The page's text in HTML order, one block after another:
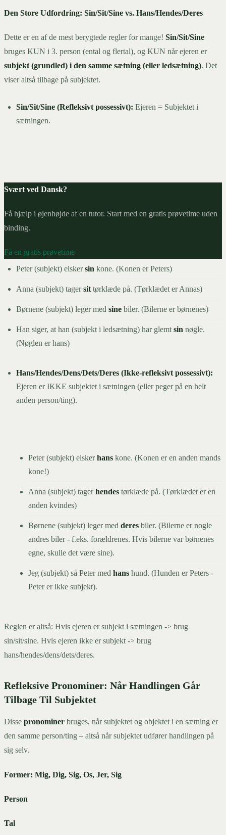
Den Store Udfordring: Sin/Sit/Sine vs. Hans/Hendes/Deres
Dette er en af de mest berygtede regler for mange! Sin/Sit/Sine
bruges KUN i 3. person (ental og flertal), og KUN når ejeren er
subjekt (grundled) i den samme sætning (eller ledsætning). Det
viser altså tilbage på subjektet.
Sin/Sit/Sine (Refleksivt possessivt): Ejeren = Subjektet i
sætningen.
Svært ved Dansk?
Få hjælp i øjenhøjde af en tutor. Start med en gratis prøvetime uden
binding.
Få en gratis prøvetime
Peter (subjekt) elskersin kone. (Konen er Peters)
Anna (subjekt) tagersit tørklæde på. (Tørklædet er Annas)
Børnene (subjekt) leger med sine biler. (Bilerne er børnenes)
Han siger, at han (subjekt i ledsætning) har glemt sin nøgle.
(Nøglen er hans)
Hans/Hendes/Dens/Dets/Deres (Ikke-refleksivt possessivt):
Ejeren er IKKE subjektet i sætningen (eller peger på en helt
anden person/ting).
Peter (subjekt) elskerhans kone. (Konen er en anden mands
kone!)
Anna (subjekt) tagerhendes tørklæde på. (Tørklædet er en
anden kvindes)
Børnene (subjekt) leger med deres biler. (Bilerne er nogle
andres biler - f.eks. forældrenes. Hvis bilerne var børnenes
egne, skulle det være sine).
Jeg (subjekt) så Peter med hans hund. (Hunden er Peters -
Peter er ikke subjekt).
Reglen er altså: Hvis ejeren er subjekt i sætningen -> brug
sin/sit/sine. Hvis ejeren ikke er subjekt -> brug
hans/hendes/dens/dets/deres.
Refleksive Pronominer: Når Handlingen Går
Tilbage Til Subjektet
Disse pronominer bruges, når subjektet og objektet i en sætning er
den samme person/ting – altså når subjektet udfører handlingen på
sig selv.
Former: Mig, Dig, Sig, Os, Jer, Sig
Person
Tal